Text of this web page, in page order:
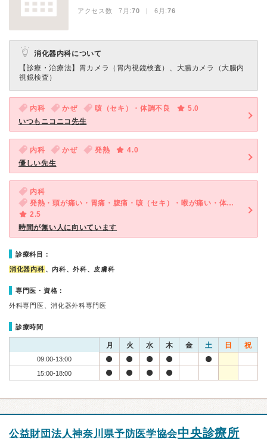
アクセス数 7月:70 | 6月:76
消化器内科について
【診療・治療法】 胃カメラ（胃内視鏡検査）、大腸カメラ（大腸内
視鏡検査）
内科 かぜ 咳（セキ）・体調不良
5.0
いつもニコニコ先生
内科 かぜ 発熱
4.0
優しい先生
内科
発熱・頭が痛い・胃痛・腹痛・咳（セキ）・喉が痛い・体調不良
2.5
時間が無い人に向いています
診療科目：
消化器内科 、内科、外科、皮膚科
専門医・資格：
外科専門医、消化器外科専門医
診療時間
月 火 水 木 金 土 日 祝
09:00-13:00
15:00-18:00
公益財団法人神奈川県予防医学協会中央診療所